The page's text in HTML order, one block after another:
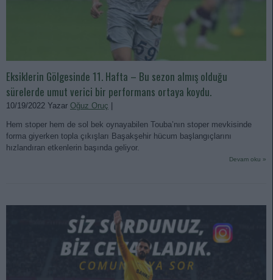
Eksiklerin Gölgesinde 11. Hafta – Bu sezon almış olduğu
sürelerde umut verici bir performans ortaya koydu.
10/19/2022 Yazar Oğuz Oruç |
Hem stoper hem de sol bek oynayabilen Touba’nın stoper mevkisinde
forma giyerken topla çıkışları Başakşehir hücum başlangıçlarını
hızlandıran etkenlerin başında geliyor.
Devam oku »